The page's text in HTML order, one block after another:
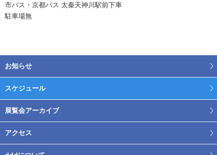
市バス・京都バス 太秦天神川駅前下車
駐車場無
お知らせ
スケジュール
展覧会アーカイブ
アクセス